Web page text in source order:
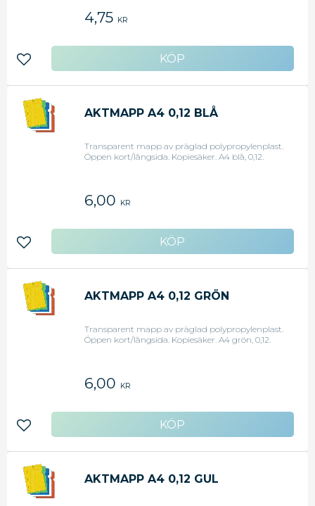
4,75 KR
Lägg till i favoriter
AKTMAPP A4 0,12 BLÅ
Transparent mapp av präglad polypropylenplast.
Öppen kort/långsida. Kopiesäker. A4 blå, 0,12.
6,00 KR
Lägg till i favoriter
AKTMAPP A4 0,12 GRÖN
Transparent mapp av präglad polypropylenplast.
Öppen kort/långsida. Kopiesäker. A4 grön, 0,12.
6,00 KR
Lägg till i favoriter
AKTMAPP A4 0,12 GUL